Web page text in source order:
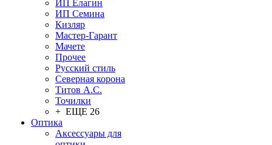
ИП Елагин
ИП Семина
Кизляр
Мастер-Гарант
Мачете
Прочее
Русский стиль
Северная корона
Титов А.С.
Точилки
+ ЕЩЕ 26
Оптика
Аксессуары для